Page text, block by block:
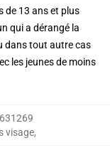
de 13 ans et plus
qui a dérangé la
dans tout autre cas
les jeunes de moins
visage,